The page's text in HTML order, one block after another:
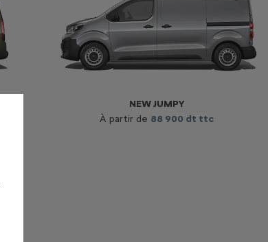
NEW JUMPY
À partir de 88 900 dt ttc